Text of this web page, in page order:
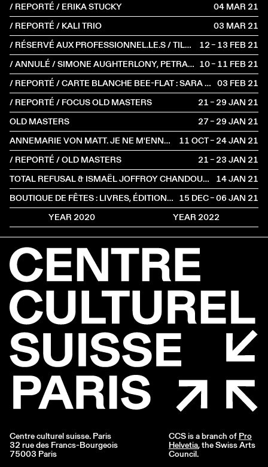
/ REPORTÉ / ERIKA STUCKY
04 MAR2021
/ REPORTÉ / KALI TRIO
03 MAR2021
/ RÉSERVÉ AUX PROFESSIONNEL.LE.S / TILL LANGSCHIED
12 – 13 FEB2021
/ ANNULÉ / SIMONE AUGHTERLONY, PETRA HRAŠĆANEC, SAŠA BOŽIĆ 10 – 11 FEB2021
/ REPORTÉ / CARTE BLANCHE BEE-FLAT : SARA OSWALD ET LAURE BETRIS 03 FEB2021
/ REPORTÉ / FOCUS OLD MASTERS
21 – 29 JAN2021
OLD MASTERS
27 – 29 JAN2021
ANNEMARIE VON MATT. JE NE M'ENNUIE JAMAIS, ON M'ENNUIE
11 OCT – 24 JAN2021
/ REPORTÉ / OLD MASTERS
21 – 23 JAN2021
TOTAL REFUSAL & ISMAËL JOFFROY CHANDOUTIS
14 JAN2021
BOUTIQUE DE FÊTES : LIVRES, ÉDITIONS D'ARTISTES, AFFICHES SÉRIGRAPHIÉES 15 DEC – 06 JAN2021
YEAR 2020
YEAR 2022
Centre culturel suisse. Paris
32 rue des Francs-Bourgeois
75003 Paris
CCS is a branch of Pro
Helvetia, the Swiss Arts
Council.